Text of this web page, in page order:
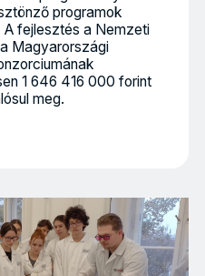
programok
fejlesztés a Nemzeti
Magyarországi
1 646 416 000 forint
meg.